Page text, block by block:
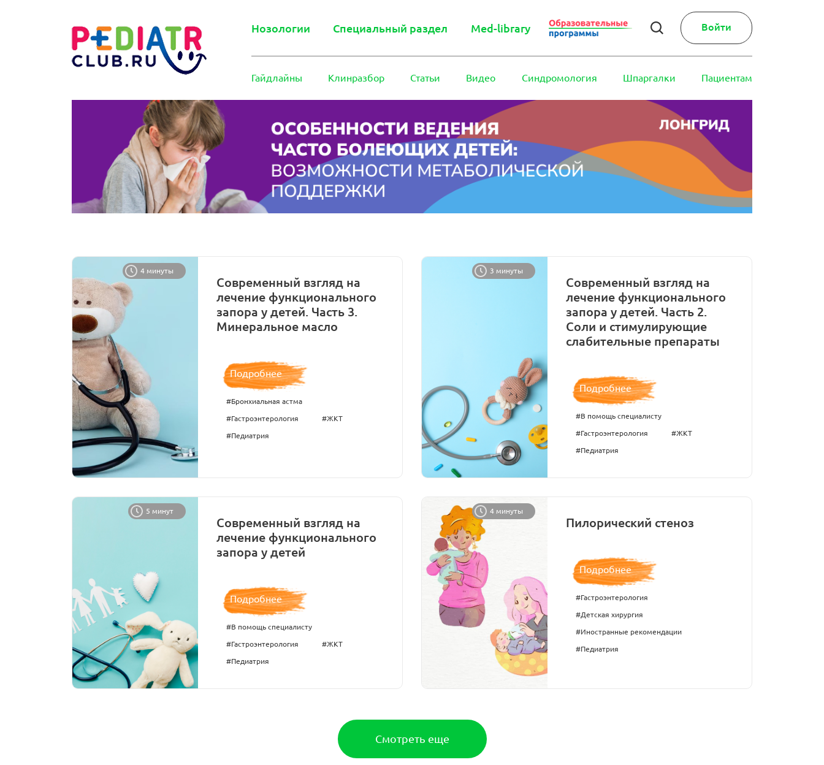
Нозологии Специальный раздел Med-library Войти
Гайдлайны Клинразбор Статьи Видео Синдромология Шпаргалки Пациентам
4 минуты
Современный взгляд на
лечение функционального
запора у детей. Часть 3.
Минеральное масло
Подробнее
#Бронхиальная астма
#Гастроэнтерология #ЖКТ
#Педиатрия
3 минуты
Современный взгляд на
лечение функционального
запора у детей. Часть 2.
Соли и стимулирующие
слабительные препараты
Подробнее
#В помощь специалисту
#Гастроэнтерология #ЖКТ
#Педиатрия
5 минут
Современный взгляд на
лечение функционального
запора у детей
Подробнее
#В помощь специалисту
#Гастроэнтерология #ЖКТ
#Педиатрия
4 минуты
Пилорический стеноз
Подробнее
#Гастроэнтерология
#Детская хирургия
#Иностранные рекомендации
#Педиатрия
Смотреть еще